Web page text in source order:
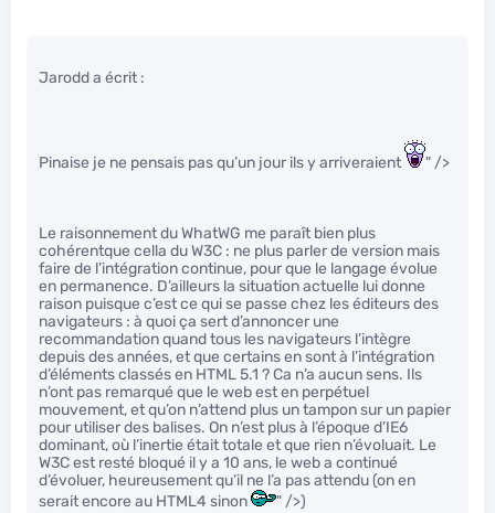
Jarodd a écrit :
Pinaise je ne pensais pas qu’un jour ils y arriveraient " />
Le raisonnement du WhatWG me paraît bien plus
cohérentque cella du W3C : ne plus parler de version mais
faire de l’intégration continue, pour que le langage évolue
en permanence. D’ailleurs la situation actuelle lui donne
raison puisque c’est ce qui se passe chez les éditeurs des
navigateurs : à quoi ça sert d’annoncer une
recommandation quand tous les navigateurs l’intègre
depuis des années, et que certains en sont à l’intégration
d’éléments classés en HTML 5.1 ? Ca n’a aucun sens. Ils
n’ont pas remarqué que le web est en perpétuel
mouvement, et qu’on n’attend plus un tampon sur un papier
pour utiliser des balises. On n’est plus à l’époque d’IE6
dominant, où l’inertie était totale et que rien n’évoluait. Le
W3C est resté bloqué il y a 10 ans, le web a continué
d’évoluer, heureusement qu’il ne l’a pas attendu (on en
serait encore au HTML4 sinon
" />)